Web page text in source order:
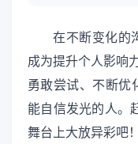
在不断变化的
成为提升个人影响
勇敢尝试、不断优
能自信发光的人。
舞台上大放异彩吧！